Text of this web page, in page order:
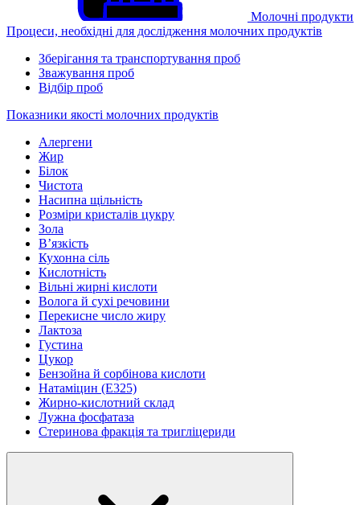
Молочні продукти
Процеси, необхідні для дослідження молочних продуктів
Зберігання та транспортування проб
Зважування проб
Відбір проб
Показники якості молочних продуктів
Алергени
Жир
Білок
Чистота
Насипна щільність
Розміри кристалів цукру
Зола
В’язкість
Кухонна сіль
Кислотність
Вільні жирні кислоти
Волога й сухі речовини
Перекисне число жиру
Лактоза
Густина
Цукор
Бензойна й сорбінова кислоти
Натаміцин (Е325)
Жирно-кислотний склад
Лужна фосфатаза
Стеринова фракція та тригліцериди